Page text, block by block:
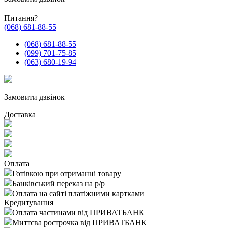
Питання?
(068) 681-88-55
(068) 681-88-55
(099) 701-75-85
(063) 680-19-94
Замовити дзвінок
Доставка
Оплата
Готівкою при отриманні товару
Банківський переказ на р/р
Оплата на сайті платіжними картками
Кредитування
Оплата частинами від ПРИВАТБАНК
Миттєва рострочка від ПРИВАТБАНК